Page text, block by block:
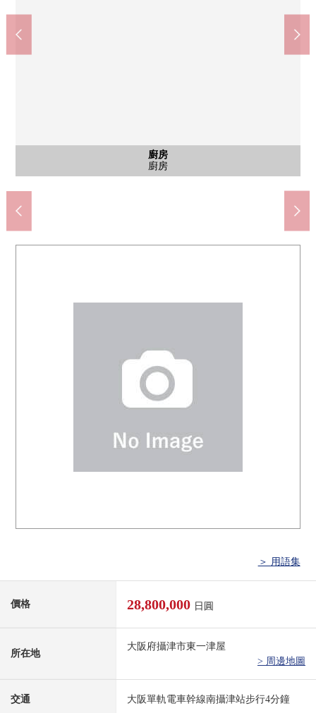
廚房
廚房
外觀
外觀
客廳
客廳
陽台
陽台
陽台
陽台
室內
室內
室內
室內
室內
室內
室內
室內
廚房
廚房
廚房
廚房
客廳
客廳
客廳
客廳
客廳
客廳
客廳
客廳
廁所
廁所
洗臉
洗臉
洗臉
洗臉
公共汽車
公共汽車
室內
室內
門口
門口
門口
門口
其他
入口
停車場
停車場
南攝津站(大阪單軌電車線)(約270m)
步行4分鐘。
OKUWA南攝津站前店(約160m)
步行2分鐘。
SUGI藥品南攝津商店(約160m)
步行2分鐘。
折扣藥品波斯菊鳥飼西商店(約1080m)
步行14分鐘。
joshin南攝津商店(約110m)
步行2分鐘。
生活購物中心科印度烤餅攝津鳥飼西商店(約90m)
步行2分鐘。
攝津發光醫院(約790m)
步行10分鐘。
攝津市政府機關(約1650m)
步行21分鐘。
攝津市立鳥飼西小學(約1410m)
步行18分鐘。
第2中學(約810m)
步行11分鐘。
＞ 用語集
價格 28,800,000 日圓
所在地
大阪府攝津市東一津屋
> 周邊地圖
交通 大阪單軌電車幹線南攝津站步行4分鐘